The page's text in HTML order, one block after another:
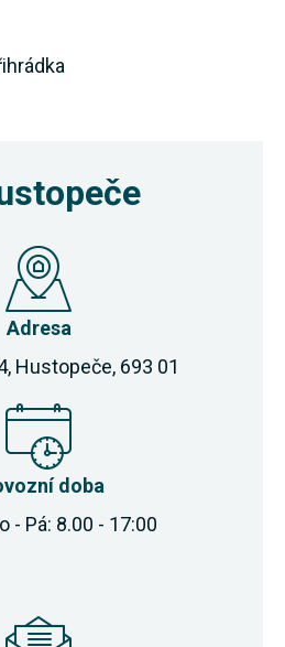
Adresa
Hustopeče, 693 01
doba
- Pá: 8.00 - 17:00